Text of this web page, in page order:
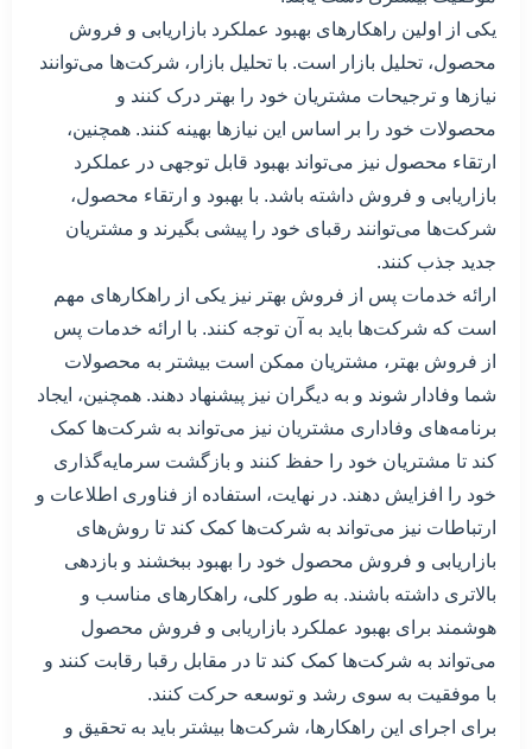
یکی از اولین راهکارهای بهبود عملکرد بازاریابی و فروش
محصول، تحلیل بازار است. با تحلیل بازار، شرکت‌ها می‌توانند
نیازها و ترجیحات مشتریان خود را بهتر درک کنند و
محصولات خود را بر اساس این نیازها بهینه کنند. همچنین،
ارتقاء محصول نیز می‌تواند بهبود قابل توجهی در عملکرد
بازاریابی و فروش داشته باشد. با بهبود و ارتقاء محصول،
شرکت‌ها می‌توانند رقبای خود را پیشی بگیرند و مشتریان
جدید جذب کنند.
ارائه خدمات پس از فروش بهتر نیز یکی از راهکارهای مهم
است که شرکت‌ها باید به آن توجه کنند. با ارائه خدمات پس
از فروش بهتر، مشتریان ممکن است بیشتر به محصولات
شما وفادار شوند و به دیگران نیز پیشنهاد دهند. همچنین، ایجاد
برنامه‌های وفاداری مشتریان نیز می‌تواند به شرکت‌ها کمک
کند تا مشتریان خود را حفظ کنند و بازگشت سرمایه‌گذاری
خود را افزایش دهند. در نهایت، استفاده از فناوری اطلاعات و
ارتباطات نیز می‌تواند به شرکت‌ها کمک کند تا روش‌های
بازاریابی و فروش محصول خود را بهبود ببخشند و بازدهی
بالاتری داشته باشند. به طور کلی، راهکارهای مناسب و
هوشمند برای بهبود عملکرد بازاریابی و فروش محصول
می‌تواند به شرکت‌ها کمک کند تا در مقابل رقبا رقابت کنند و
با موفقیت به سوی رشد و توسعه حرکت کنند.
برای اجرای این راهکارها، شرکت‌ها بیشتر باید به تحقیق و